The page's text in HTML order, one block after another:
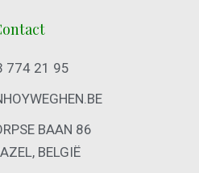
774 21 95
BAAN 86
BELGIË